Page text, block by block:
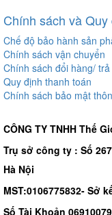
Chính sách và Quy
Chế độ bảo hành sản
Chính sách vận chuyển
Chính sách đổi hàng/
Quy định thanh toán
Chính sách bảo mật
CÔNG TY TNHH Thế
Trụ sở công ty : Số
Hà Nội
MST:0106775832- Sở
Số Tài Khoản